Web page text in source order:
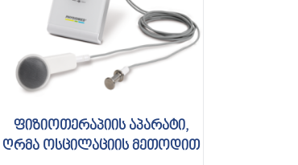
ფიზიოთერაპიის აპარატი,
ღრმა ოსცილაციის მეთოდით